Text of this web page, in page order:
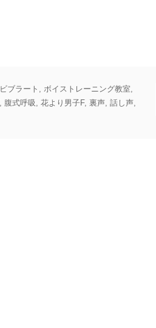
ビブラート ボイストレーニング教室
腹式呼吸 花より男子F, 裏声 話し声